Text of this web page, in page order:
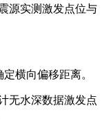
源实测激发点位与
横向偏移距离。
无水深数据激发点